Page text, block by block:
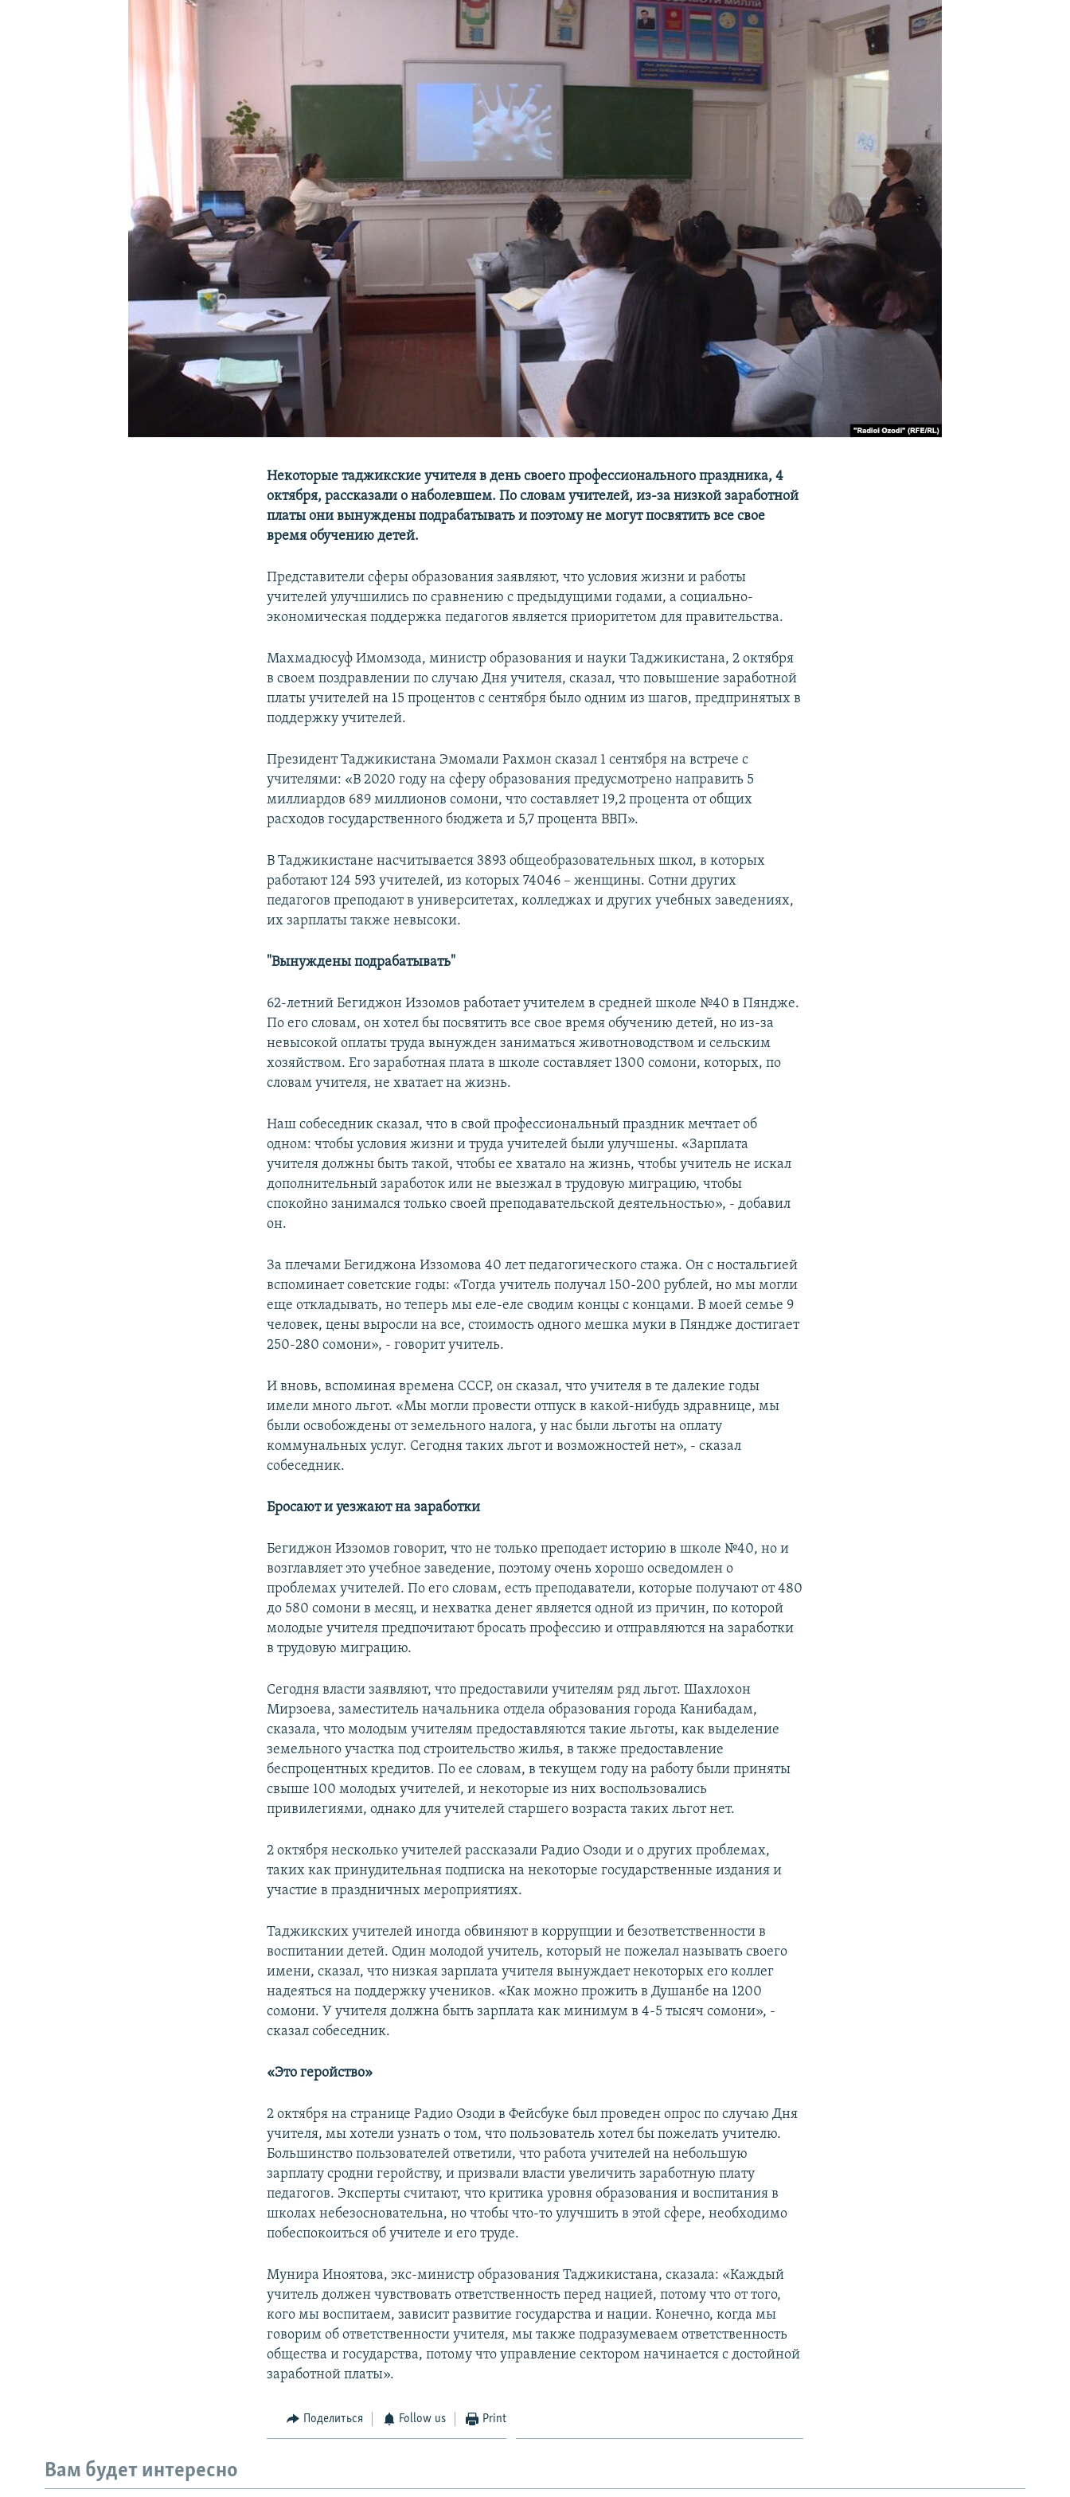
Некоторые таджикские учителя в день своего профессионального праздника, 4
октября, рассказали о наболевшем. По словам учителей, из-за низкой заработной
платы они вынуждены подрабатывать и поэтому не могут посвятить все свое
время обучению детей.
Представители сферы образования заявляют, что условия жизни и работы
учителей улучшились по сравнению с предыдущими годами, а социально-
экономическая поддержка педагогов является приоритетом для правительства.
Махмадюсуф Имомзода, министр образования и науки Таджикистана, 2 октября
в своем поздравлении по случаю Дня учителя, сказал, что повышение заработной
платы учителей на 15 процентов с сентября было одним из шагов, предпринятых в
поддержку учителей.
Президент Таджикистана Эмомали Рахмон сказал 1 сентября на встрече с
учителями: «В 2020 году на сферу образования предусмотрено направить 5
миллиардов 689 миллионов сомони, что составляет 19,2 процента от общих
расходов государственного бюджета и 5,7 процента ВВП».
В Таджикистане насчитывается 3893 общеобразовательных школ, в которых
работают 124 593 учителей, из которых 74046 – женщины. Сотни других
педагогов преподают в университетах, колледжах и других учебных заведениях,
их зарплаты также невысоки.
"Вынуждены подрабатывать"
62-летний Бегиджон Иззомов работает учителем в средней школе №40 в Пяндже.
По его словам, он хотел бы посвятить все свое время обучению детей, но из-за
невысокой оплаты труда вынужден заниматься животноводством и сельским
хозяйством. Его заработная плата в школе составляет 1300 сомони, которых, по
словам учителя, не хватает на жизнь.
Наш собеседник сказал, что в свой профессиональный праздник мечтает об
одном: чтобы условия жизни и труда учителей были улучшены. «Зарплата
учителя должны быть такой, чтобы ее хватало на жизнь, чтобы учитель не искал
дополнительный заработок или не выезжал в трудовую миграцию, чтобы
спокойно занимался только своей преподавательской деятельностью», - добавил
он.
За плечами Бегиджона Иззомова 40 лет педагогического стажа. Он с ностальгией
вспоминает советские годы: «Тогда учитель получал 150-200 рублей, но мы могли
еще откладывать, но теперь мы еле-еле сводим концы с концами. В моей семье 9
человек, цены выросли на все, стоимость одного мешка муки в Пяндже достигает
250-280 сомони», - говорит учитель.
И вновь, вспоминая времена СССР, он сказал, что учителя в те далекие годы
имели много льгот. «Мы могли провести отпуск в какой-нибудь здравнице, мы
были освобождены от земельного налога, у нас были льготы на оплату
коммунальных услуг. Сегодня таких льгот и возможностей нет», - сказал
собеседник.
Бросают и уезжают на заработки
Бегиджон Иззомов говорит, что не только преподает историю в школе №40, но и
возглавляет это учебное заведение, поэтому очень хорошо осведомлен о
проблемах учителей. По его словам, есть преподаватели, которые получают от 480
до 580 сомони в месяц, и нехватка денег является одной из причин, по которой
молодые учителя предпочитают бросать профессию и отправляются на заработки
в трудовую миграцию.
Сегодня власти заявляют, что предоставили учителям ряд льгот. Шахлохон
Мирзоева, заместитель начальника отдела образования города Канибадам,
сказала, что молодым учителям предоставляются такие льготы, как выделение
земельного участка под строительство жилья, в также предоставление
беспроцентных кредитов. По ее словам, в текущем году на работу были приняты
свыше 100 молодых учителей, и некоторые из них воспользовались
привилегиями, однако для учителей старшего возраста таких льгот нет.
2 октября несколько учителей рассказали Радио Озоди и о других проблемах,
таких как принудительная подписка на некоторые государственные издания и
участие в праздничных мероприятиях.
Таджикских учителей иногда обвиняют в коррупции и безответственности в
воспитании детей. Один молодой учитель, который не пожелал называть своего
имени, сказал, что низкая зарплата учителя вынуждает некоторых его коллег
надеяться на поддержку учеников. «Как можно прожить в Душанбе на 1200
сомони. У учителя должна быть зарплата как минимум в 4-5 тысяч сомони», -
сказал собеседник.
«Это геройство»
2 октября на странице Радио Озоди в Фейсбуке был проведен опрос по случаю Дня
учителя, мы хотели узнать о том, что пользователь хотел бы пожелать учителю.
Большинство пользователей ответили, что работа учителей на небольшую
зарплату сродни геройству, и призвали власти увеличить заработную плату
педагогов. Эксперты считают, что критика уровня образования и воспитания в
школах небезосновательна, но чтобы что-то улучшить в этой сфере, необходимо
побеспокоиться об учителе и его труде.
Мунира Иноятова, экс-министр образования Таджикистана, сказала: «Каждый
учитель должен чувствовать ответственность перед нацией, потому что от того,
кого мы воспитаем, зависит развитие государства и нации. Конечно, когда мы
говорим об ответственности учителя, мы также подразумеваем ответственность
общества и государства, потому что управление сектором начинается с достойной
заработной платы».
Поделиться Follow us Print
Вам будет интересно